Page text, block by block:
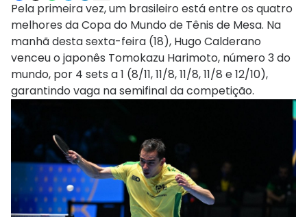
Pela primeira vez, um brasileiro está entre os quatro
melhores da Copa do Mundo de Tênis de Mesa. Na
manhã desta sexta-feira (18), Hugo Calderano
venceu o japonês Tomokazu Harimoto, número 3 do
mundo, por 4 sets a 1 (8/11, 11/8, 11/8, 11/8 e 12/10),
garantindo vaga na semifinal da competição.